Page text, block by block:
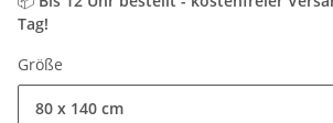
Tag!
Größe
80 x 140 cm